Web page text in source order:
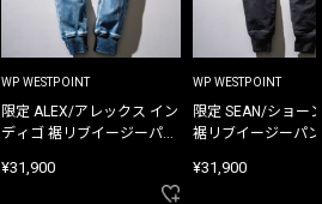
WP WESTPOINT
限定 ALEX/アレックス イン
ディゴ 裾リブイージーパン
¥31,900
WP WESTPOINT
限定 SEAN/ショー
裾リブイージーパ
¥31,900